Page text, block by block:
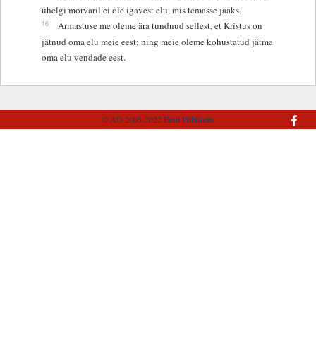
ühelgi mõrvaril ei ole igavest elu, mis temasse jääks.
16
Armastuse me oleme ära tundnud sellest, et Kristus on
jätnud oma elu meie eest; ning meie oleme kohustatud jätma
oma elu vendade eest.
© AD 2005-2022Eesti Piibliselts